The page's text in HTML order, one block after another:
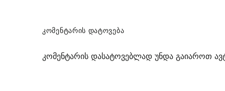
ᲙᲝᲛᲔᲜᲢᲐᲠᲘᲡ ᲓᲐᲢᲝᲕᲔᲑᲐ
კომენტარის დასატოვებლად უნდა გაიაროთ